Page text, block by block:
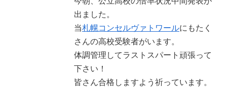
出ました。
当札幌コンセルヴァトワールにもたく
さんの高校受験者がいます。
体調管理してラストスパート頑張って
下さい！
皆さん合格しますよう祈っています。